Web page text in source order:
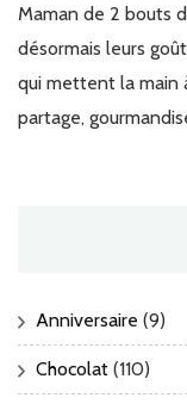
Maman de 2 bouts
désormais leurs
qui mettent la main
partage,
Anniversaire (9)
Chocolat (110)